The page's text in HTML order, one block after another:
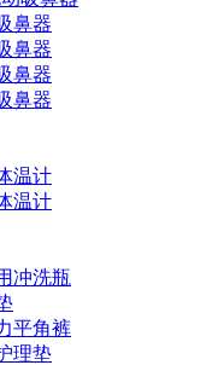
鼻器
鼻器
鼻器
鼻器
温计
温计
冲洗瓶
平角裤
理垫